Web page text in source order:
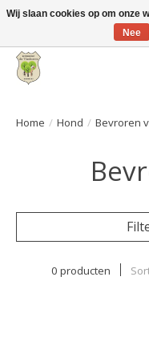
Grote keuze aan producten
Home / Hond / Bevroren
0 producten
Wij slaan cookies op om onze
Nee